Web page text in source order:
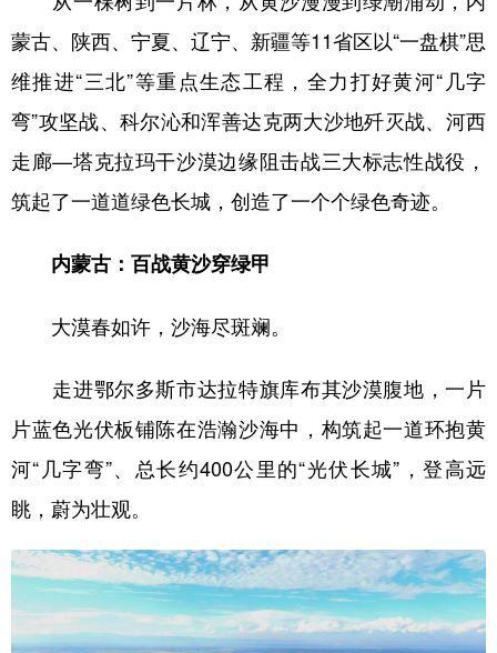
蒙古、陕西、宁夏、辽宁、新疆等11省区以“一盘棋”思
维推进“三北”等重点生态工程，全力打好黄河“几字
弯”攻坚战、科尔沁和浑善达克两大沙地歼灭战、河西
走廊—塔克拉玛干沙漠边缘阻击战三大标志性战役，
筑起了一道道绿色长城，创造了一个个绿色奇迹。
内蒙古：百战黄沙穿绿甲
大漠春如许，沙海尽斑斓。
走进鄂尔多斯市达拉特旗库布其沙漠腹地，一片
片蓝色光伏板铺陈在浩瀚沙海中，构筑起一道环抱黄
河“几字弯”、总长约400公里的“光伏长城”，登高远
眺，蔚为壮观。